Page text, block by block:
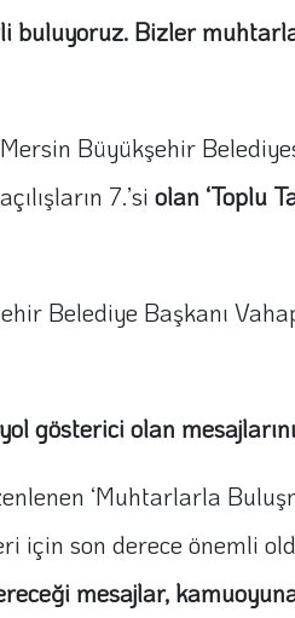
Bizler
Büyükşehir
7.’si olan ‘Toplu
Belediye Başkanı
gösterici olan
‘Muhtarlarla
için son derece önemli
mesajlar,